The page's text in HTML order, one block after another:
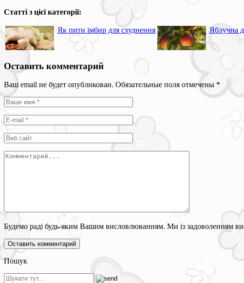
Статті з цієї категорії:
Як пити імбир для схуднення Яблучна
Оставить комментарий
Ваш email не будет опубликован. Обязательные поля отмечены *
Будемо раді будь-яким Вашим висловлюванням. Ми із задоволенням
Пошук